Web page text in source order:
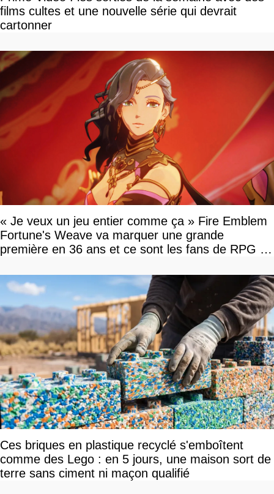
films cultes et une nouvelle série qui devrait
cartonner
« Je veux un jeu entier comme ça » Fire Emblem
Fortune's Weave va marquer une grande
première en 36 ans et ce sont les fans de RPG en
Ces briques en plastique recyclé s'emboîtent
comme des Lego : en 5 jours, une maison sort de
terre sans ciment ni maçon qualifié